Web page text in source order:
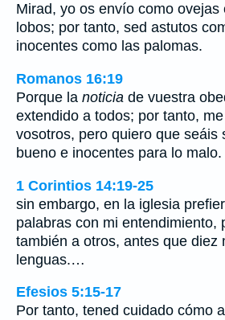
Mirad, yo os envío como ovejas
lobos; por tanto, sed astutos
inocentes como las palomas.
Romanos 16:19
Porque la noticia de vuestra
extendido a todos; por tanto,
vosotros, pero quiero que seáis
bueno e inocentes para lo malo.
1 Corintios 14:19-25
sin embargo, en la iglesia
palabras con mi entendimiento,
también a otros, antes que diez
lenguas.…
Efesios 5:15-17
Por tanto, tened cuidado cómo